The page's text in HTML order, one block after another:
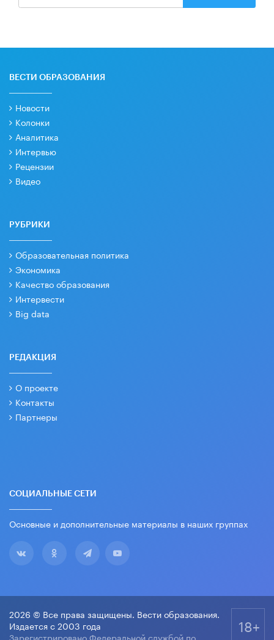
ВЕСТИ ОБРАЗОВАНИЯ
Новости
Колонки
Аналитика
Интервью
Рецензии
Видео
РУБРИКИ
Образовательная политика
Экономика
Качество образования
Интервести
Big data
РЕДАКЦИЯ
О проекте
Контакты
Партнеры
СОЦИАЛЬНЫЕ СЕТИ
Основные и дополнительные материалы в наших группах
2026 © Все права защищены. Вести образования.
Издается с 2003 года
Зарегистрировано Федеральной службой по
18+